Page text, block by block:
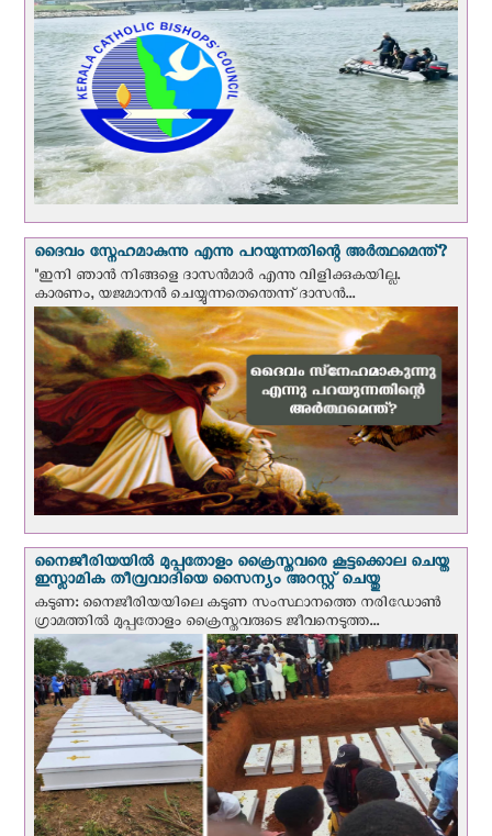
ദൈവം സ്നേഹമാകുന്നു എന്നു പറയുന്നതിന്റെ അർത്ഥമെന്ത്?
"ഇനി ഞാന്‍ നിങ്ങളെ ദാസന്‍മാര്‍ എന്നു വിളിക്കുകയില്ല.
കാരണം, യജമാനന്‍ ചെയ്യുന്നതെന്തെന്ന് ദാസന്‍...
നൈജീരിയയില്‍ മുപ്പതോളം ക്രൈസ്തവരെ കൂട്ടക്കൊല ചെയ്ത
ഇസ്ലാമിക തീവ്രവാദിയെ സൈന്യം അറസ്റ്റ് ചെയ്തു
കടുണ: നൈജീരിയയിലെ കടുണ സംസ്ഥാനത്തെ നരിഡോൺ
ഗ്രാമത്തിൽ മുപ്പതോളം ക്രൈസ്തവരുടെ ജീവനെടുത്ത...